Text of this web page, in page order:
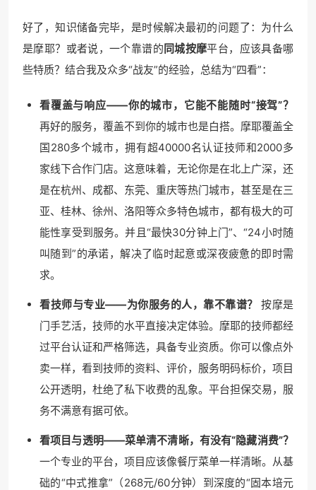
好了，知识储备完毕，是时候解决最初的问题了：为什么
是摩耶？或者说，一个靠谱的同城按摩平台，应该具备哪
些特质？结合我及众多“战友”的经验，总结为“四看”：
看覆盖与响应——你的城市，它能不能随时“接驾”？
再好的服务，覆盖不到你的城市也是白搭。摩耶覆盖全
国280多个城市，拥有超40000名认证技师和2000多
家线下合作门店。这意味着，无论你是在北上广深，还
是在杭州、成都、东莞、重庆等热门城市，甚至是在三
亚、桂林、徐州、洛阳等众多特色城市，都有极大的可
能性享受到服务。并且“最快30分钟上门”、“24小时随
叫随到”的承诺，解决了临时起意或深夜疲惫的即时需
求。
看技师与专业——为你服务的人，靠不靠谱？
按摩是
门手艺活，技师的水平直接决定体验。摩耶的技师都经
过平台认证和严格筛选，具备专业资质。你可以像点外
卖一样，看到技师的资料、评价，服务明码标价，项目
公开透明，杜绝了私下收费的乱象。平台担保交易，服
务不满意有据可依。
看项目与透明——菜单清不清晰，有没有“隐藏消费”？
一个专业的平台，项目应该像餐厅菜单一样清晰。从基
础的“中式推拿”（268元/60分钟）到深度的“固本培元